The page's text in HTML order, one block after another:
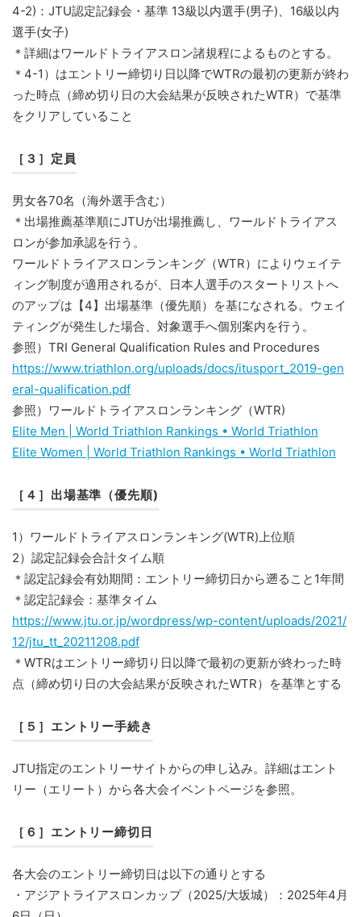
4-2)：JTU認定記録会・基準 13級以内選手(男子)、16級以内
選手(女子)
＊詳細はワールドトライアスロン諸規程によるものとする。
＊4-1）はエントリー締切り日以降でWTRの最初の更新が終わ
った時点（締め切り日の大会結果が反映されたWTR）で基準
をクリアしていること
［３］定員
男女各70名（海外選手含む）
＊出場推薦基準順にJTUが出場推薦し、ワールドトライアス
ロンが参加承認を行う。
ワールドトライアスロンランキング（WTR）によりウェイテ
ィング制度が適用されるが、日本人選手のスタートリストへ
のアップは【4】出場基準（優先順）を基になされる。ウェイ
ティングが発生した場合、対象選手へ個別案内を行う。
参照）TRI General Qualification Rules and Procedures
https://www.triathlon.org/uploads/docs/itusport_2019-gen
eral-qualification.pdf
参照）ワールドトライアスロンランキング（WTR)
Elite Men | World Triathlon Rankings • World Triathlon
Elite Women | World Triathlon Rankings • World Triathlon
［４］出場基準（優先順)
1）ワールドトライアスロンランキング(WTR)上位順
2）認定記録会合計タイム順
＊認定記録会有効期間：エントリー締切日から遡ること1年間
＊認定記録会：基準タイム
https://www.jtu.or.jp/wordpress/wp-content/uploads/2021/
12/jtu_tt_20211208.pdf
＊WTRはエントリー締切り日以降で最初の更新が終わった時
点（締め切り日の大会結果が反映されたWTR）を基準とする
［５］エントリー手続き
JTU指定のエントリーサイトからの申し込み。詳細はエント
リー（エリート）から各大会イベントページを参照。
［６］エントリー締切日
各大会のエントリー締切日は以下の通りとする
・アジアトライアスロンカップ（2025/大坂城）：2025年4月